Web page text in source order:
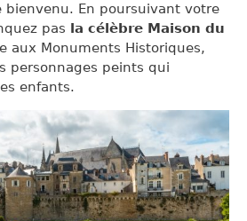
En poursuivant votre
pas la célèbre Maison du
aux Monuments Historiques,
personnages peints qui
enfants.